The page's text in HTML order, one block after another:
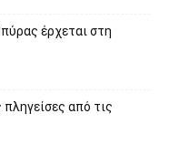
έρχεται στη
από τις